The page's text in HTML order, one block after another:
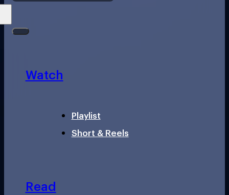
Watch
Playlist
Short & Reels
Read